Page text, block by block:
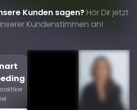
Kunden sagen?Hör Dir jetzt
Kundenstimmen an!